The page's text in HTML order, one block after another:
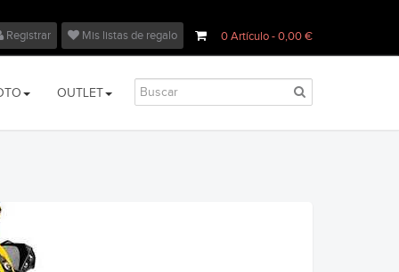
0Artículo- 0,00 €
Registrar Mis listas de regalo
OUTLET